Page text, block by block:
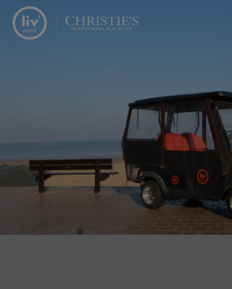
Menu overslaan en naar de inhoud gaan